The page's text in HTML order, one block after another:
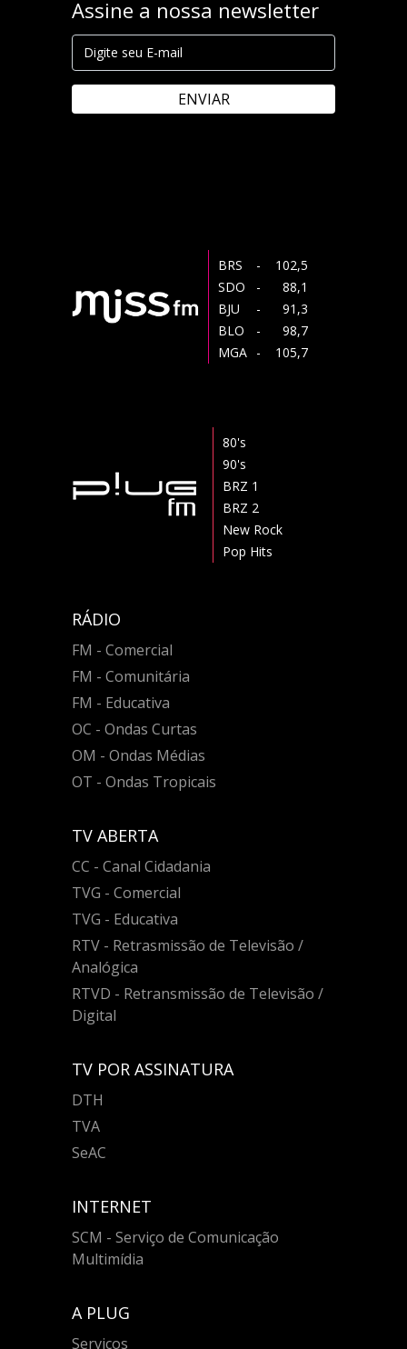
Assine a nossa newsletter
ENVIAR
BRS
- 102,5
SDO
- 88,1
BJU
- 91,3
BLO
- 98,7
MGA - 105,7
80's
90's
BRZ 1
BRZ 2
New Rock
Pop Hits
RÁDIO
FM - Comercial
FM - Comunitária
FM - Educativa
OC - Ondas Curtas
OM - Ondas Médias
OT - Ondas Tropicais
TV ABERTA
CC - Canal Cidadania
TVG - Comercial
TVG - Educativa
RTV - Retrasmissão de Televisão /
Analógica
RTVD - Retransmissão de Televisão /
Digital
TV POR ASSINATURA
DTH
TVA
SeAC
INTERNET
SCM - Serviço de Comunicação
Multimídia
A PLUG
Serviços